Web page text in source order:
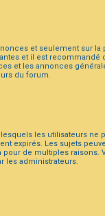
et seulement sur
et il est recommandé
et les annonces
du forum.
les utilisateurs ne
expirés. Les sujets
de multiples raisons.
les administrateurs.